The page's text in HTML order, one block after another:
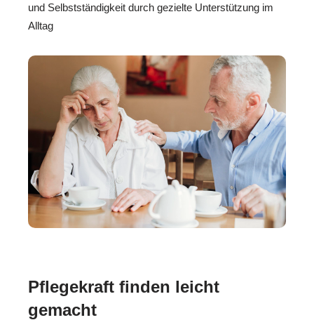
und Selbstständigkeit durch gezielte Unterstützung im
Alltag
Pflegekraft finden leicht
gemacht